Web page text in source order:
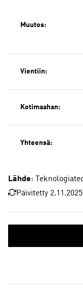
Muutos:
Vientiin:
Kotimaahan:
Yhteensä:
Lähde:
Päivitetty